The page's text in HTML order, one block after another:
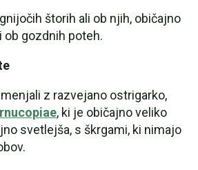
štorih ali ob njih, običajno
ob gozdnih poteh.
z razvejano ostrigarko,
, ki je običajno veliko
svetlejša, s škrgami, ki nimajo